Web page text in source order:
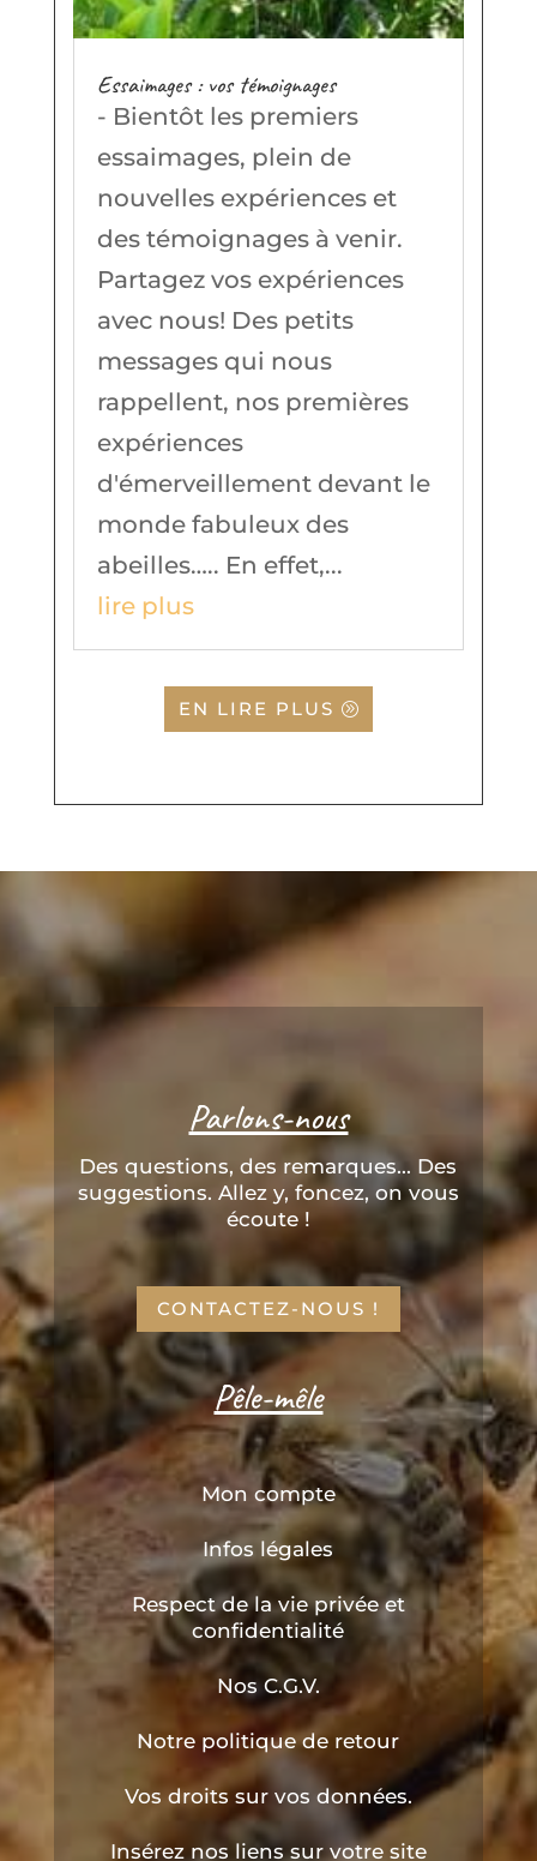
Essaimages : vos témoignages
- Bientôt les premiers
essaimages, plein de
nouvelles expériences et
des témoignages à venir.
Partagez vos expériences
avec nous! Des petits
messages qui nous
rappellent, nos premières
expériences
d'émerveillement devant le
monde fabuleux des
abeilles….. En effet,...
lire plus
EN LIRE PLUS
Parlons-nous
Des questions, des remarques... Des
suggestions. Allez y, foncez, on vous
écoute !
CONTACTEZ-NOUS !
Pêle-mêle
Mon compte
Infos légales
Respect de la vie privée et
confidentialité
Nos C.G.V.
Notre politique de retour
Vos droits sur vos données.
Insérez nos liens sur votre site